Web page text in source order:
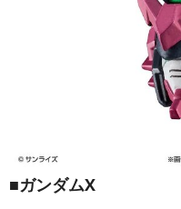
■ガンダムX